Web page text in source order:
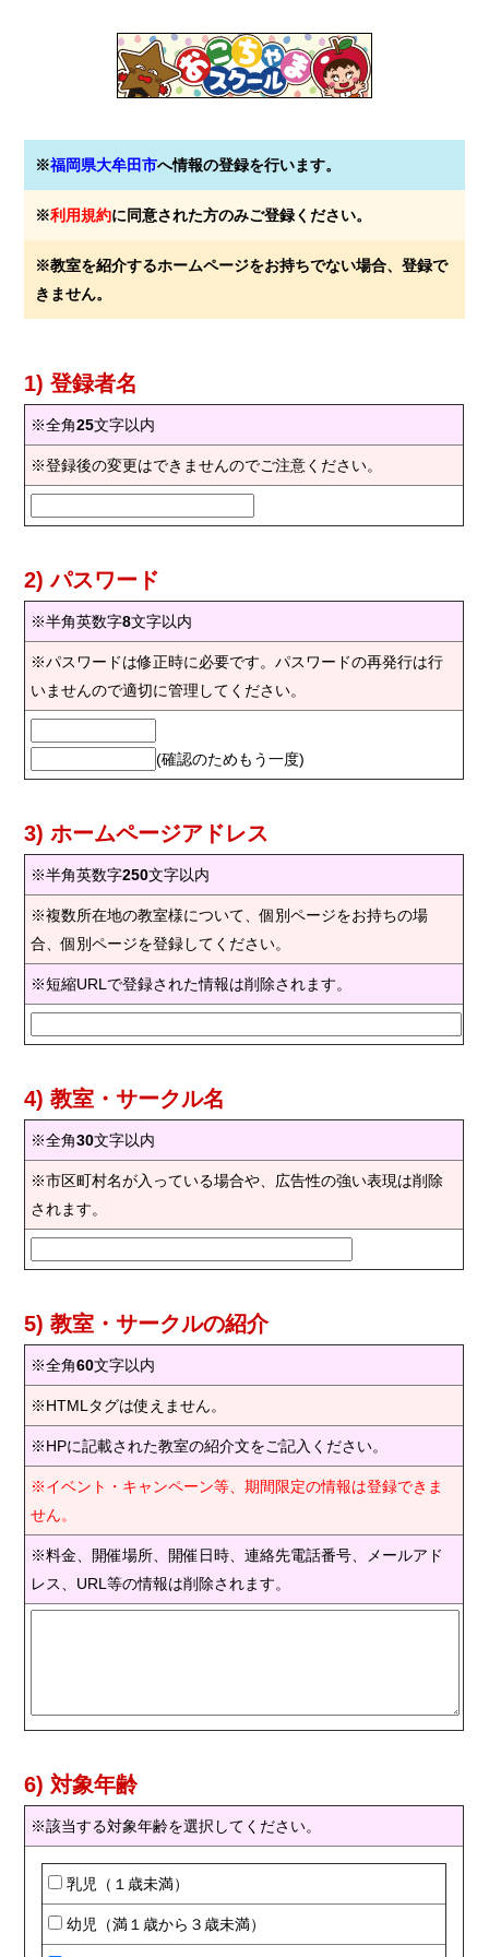
※福岡県大牟田市へ情報の登録を行います。
※利用規約に同意された方のみご登録ください。
※教室を紹介するホームページをお持ちでない場合、登録で
きません。
1) 登録者名
※全角25文字以内
※登録後の変更はできませんのでご注意ください。
2) パスワード
※半角英数字8文字以内
※パスワードは修正時に必要です。パスワードの再発行は行
いませんので適切に管理してください。
(確認のためもう一度)
3) ホームページアドレス
※半角英数字250文字以内
※複数所在地の教室様について、個別ページをお持ちの場
合、個別ページを登録してください。
※短縮URLで登録された情報は削除されます。
4) 教室・サークル名
※全角30文字以内
※市区町村名が入っている場合や、広告性の強い表現は削除
されます。
5) 教室・サークルの紹介
※全角60文字以内
※HTMLタグは使えません。
※HPに記載された教室の紹介文をご記入ください。
※イベント・キャンペーン等、期間限定の情報は登録できま
せん。
※料金、開催場所、開催日時、連絡先電話番号、メールアド
レス、URL等の情報は削除されます。
6) 対象年齢
※該当する対象年齢を選択してください。
乳児（１歳未満）
幼児（満１歳から３歳未満）